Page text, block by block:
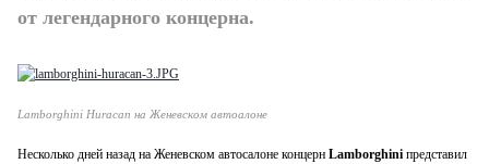
от легендарного концерна.
Lamborghini Huracan на Женевском автоалоне
Несколько дней назад на Женевском автосалоне концерн Lamborghini представил